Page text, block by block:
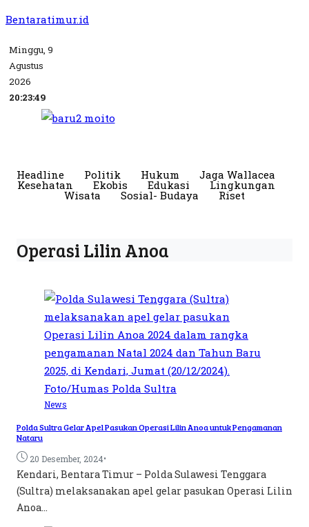
Bentaratimur.id
Minggu, 9
Agustus
2026
20:23:49
Headline Politik Hukum Jaga Wallacea
Kesehatan Ekobis Edukasi Lingkungan
Wisata Sosial- Budaya Riset
Operasi Lilin Anoa
News
Polda Sultra Gelar Apel Pasukan Operasi Lilin Anoa untuk Pengamanan
Nataru
20 Desember, 2024•
Kendari, Bentara Timur – Polda Sulawesi Tenggara
(Sultra) melaksanakan apel gelar pasukan Operasi Lilin
Anoa...